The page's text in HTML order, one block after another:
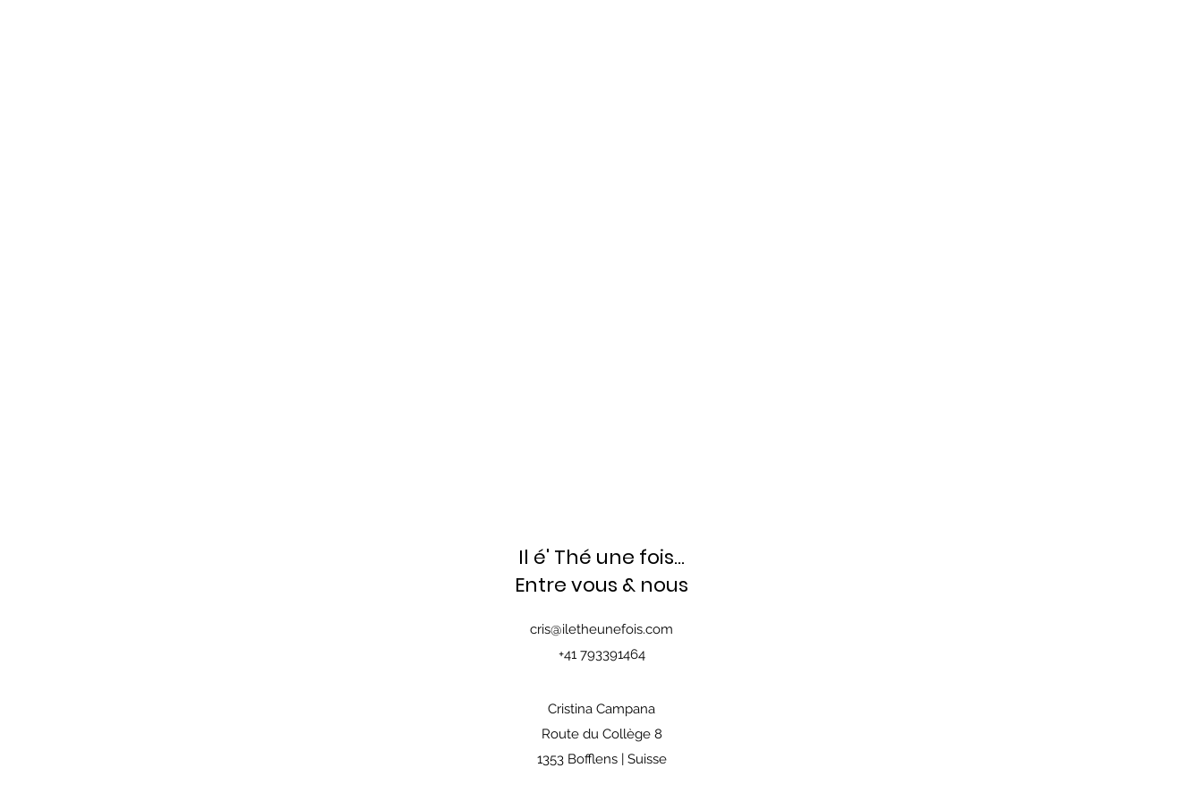
Il é' Thé une fois...
Entre vous & nous
cris@iletheunefois.com
+41 793391464
Cristina Campana
Route du Collège 8
1353 Bofflens | Suisse